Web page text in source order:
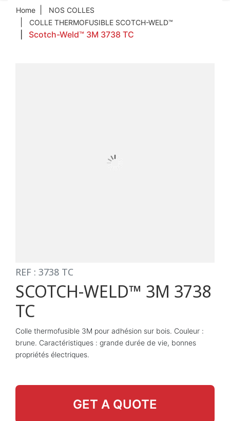
Home
NOS COLLES
COLLE THERMOFUSIBLE SCOTCH-WELD™
Scotch-Weld™ 3M 3738 TC
REF : 3738 TC
SCOTCH-WELD™ 3M 3738
TC
Colle thermofusible 3M pour adhésion sur bois. Couleur :
brune. Caractéristiques : grande durée de vie, bonnes
propriétés électriques.
GET A QUOTE